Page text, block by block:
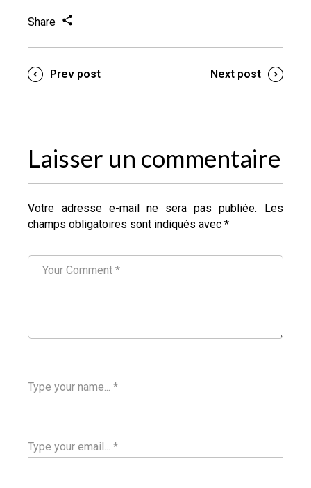
Share
Prev post Next post
Laisser un commentaire
Votre adresse e-mail ne sera pas publiée.
Les
champs obligatoires sont indiqués avec*